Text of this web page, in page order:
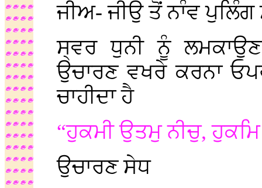
ਜੀਅ- ਜੀਉ ਤੋਂ ਨਾੰਵ
ਸ੍ਵਰ ਧੁਨੀ ਨੂੰ
ਉਚਾਰਣ ਵਖਰੇ ਕਰਨਾ
ਚਾਹੀਦਾ ਹੈ
“ਹੁਕਮੀ ਉਤਮੁ ਨੀਚੁ,
ਉਚਾਰਣ ਸੇਧ